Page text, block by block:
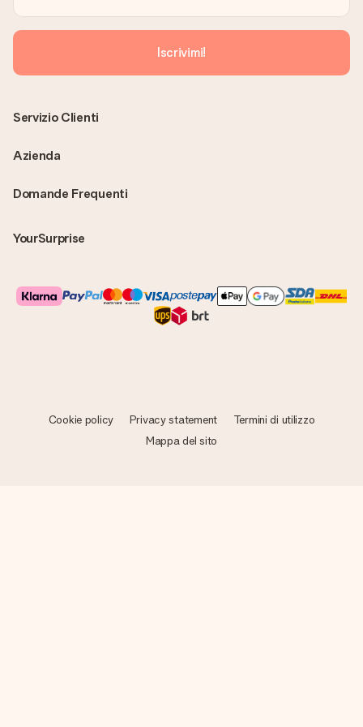
Iscrivimi!
Domande Frequenti
YourSurprise
Servizio Clienti
Azienda
Cookie policy Privacy statement
Termini di utilizzo
Mappa del sito